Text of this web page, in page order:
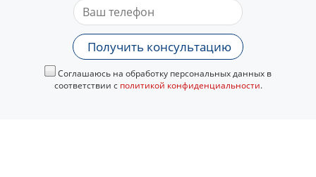
Получить консультацию
Соглашаюсь на обработку персональных данных в
соответствии с политикой конфиденциальности.